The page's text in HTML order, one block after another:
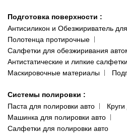
Подготовка поверхности :
Антисиликон и Обезжириватель
Полотенца протирочные
Салфетки для обезжиривания
Антистатические и липкие
Маскировочные материалы
Системы полировки :
Паста для полировки авто
Машинка для полировки авто
Салфетки для полировки авто